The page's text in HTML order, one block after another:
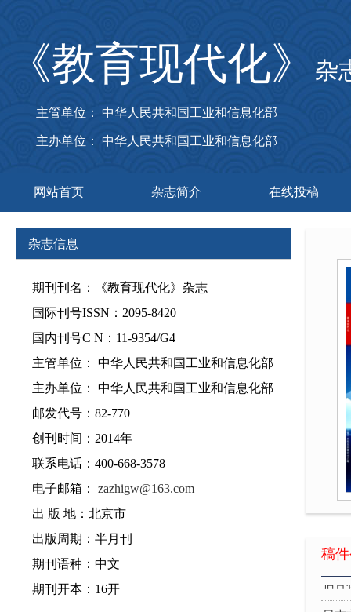
《教育现代化》 杂
主管单位： 中华人民共和国工业和信息化部
主办单位： 中华人民共和国工业和信息化部
网站首页 杂志简介 在线投稿
稿
关
高
基于
宿舍
日本
杂志信息
期刊刊名：《教育现代化》杂志
国际刊号ISSN：2095-8420
国内刊号C N：11-9354/G4
主管单位： 中华人民共和国工业和信息化部
主办单位： 中华人民共和国工业和信息化部
邮发代号：82-770
创刊时间：2014年
联系电话：400-668-3578
电子邮箱： zazhigw@163.com
出 版 地：北京市
出版周期：半月刊
期刊语种：中文
期刊开本：16开